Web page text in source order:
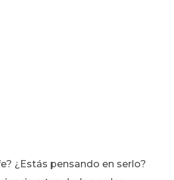
¿Estás pensando en serlo?